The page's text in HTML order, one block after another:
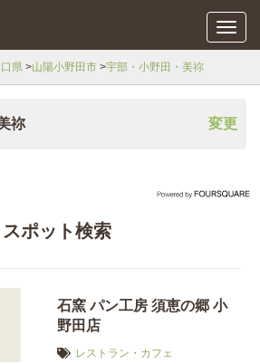
メ
ニ
県 山陽小野田市 宇部・小野田・美祢
祢 変更
スポット検索
石窯 パン工房 須恵の郷 小
野田店
レストラン・カフェ